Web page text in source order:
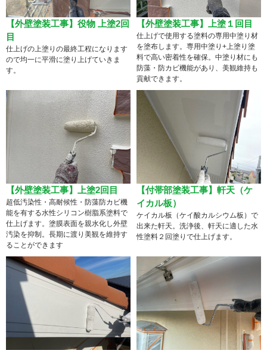
【外壁塗装工事】役物 上塗2回
目
仕上げの上塗りの最終工程になります
ので均一に平滑に塗り上げていきま
す。
【外壁塗装工事】上塗１回目
仕上げで使用する塗料の専用中塗り材
を塗布します。専用中塗り+上塗り塗
料で高い密着性を確保。中塗り材にも
防藻・防カビ機能があり、美観維持も
貢献できます。
【外壁塗装工事】上塗2回目
超低汚染性・高耐候性・防藻防カビ機
能を有する水性シリコン樹脂系塗料で
仕上げます。塗膜表面を親水化し外壁
汚染を抑制。長期に渡り美観を維持す
ることができます
【付帯部塗装工事】軒天（ケ
イカル板）
ケイカル板（ケイ酸カルシウム板）で
出来た軒天。洗浄後、軒天に適した水
性塗料２回塗りで仕上げます。